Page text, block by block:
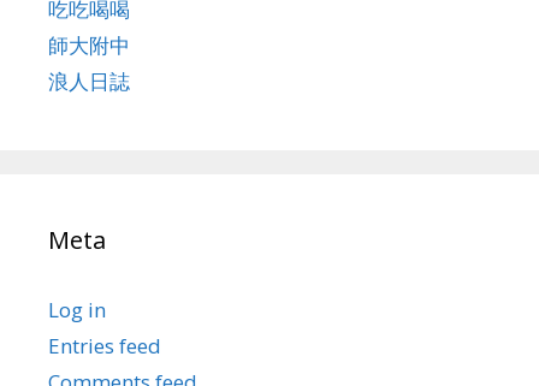
吃吃喝喝
師大附中
浪人日誌
Meta
Log in
Entries feed